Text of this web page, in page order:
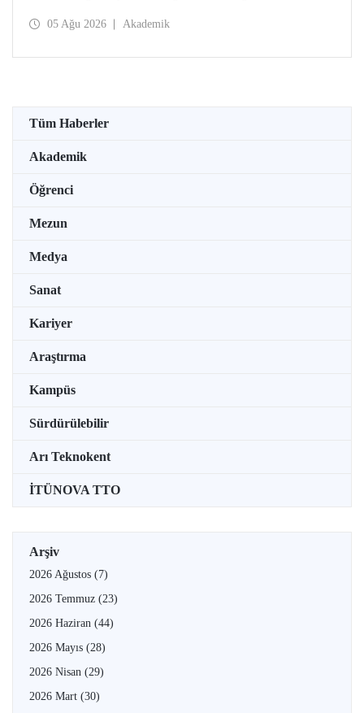
Koşullarına Bağlı Mikrolif Salımı: Aşınma, UV Maruziyeti
05 Ağu 2026 Akademik
Tüm Haberler
Akademik
Öğrenci
Mezun
Medya
Sanat
Kariyer
Araştırma
Kampüs
Sürdürülebilir
Arı Teknokent
İTÜNOVA TTO
Arşiv
2026 Ağustos (7)
2026 Temmuz (23)
2026 Haziran (44)
2026 Mayıs (28)
2026 Nisan (29)
2026 Mart (30)